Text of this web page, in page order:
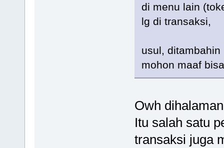
di menu lain
lg di transaksi,
usul,
mohon maaf
Owh
Itu salah satu
transaksi juga